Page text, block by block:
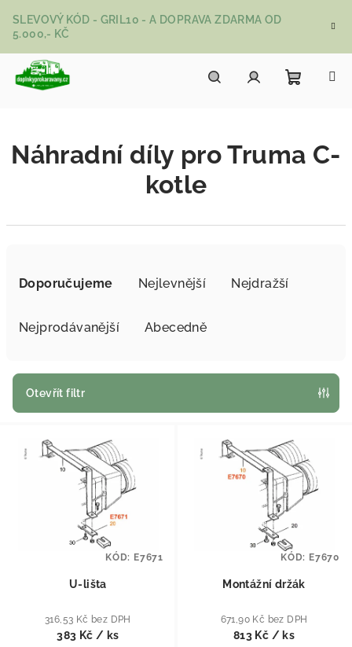
SLEVOVÝ KÓD - GRIL10 - A DOPRAVA ZDARMA OD
5.000,- KČ
Náhradní díly pro Truma C-
kotle
Doporučujeme Nejlevnější Nejdražší
Nejprodávanější Abecedně
Otevřít filtr
Výpis produktů
U-lišta
316,53 Kč bez DPH
383 Kč/ ks
KÓD: E7671
Montážní držák
671,90 Kč bez DPH
813 Kč / ks
KÓD: E7670